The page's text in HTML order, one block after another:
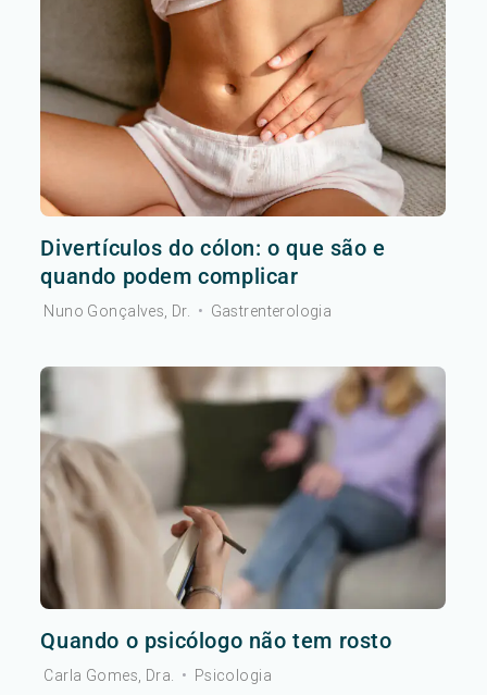
Divertículos do cólon: o que são e
quando podem complicar
Nuno Gonçalves, Dr. • Gastrenterologia
Quando o psicólogo não tem rosto
Carla Gomes, Dra. • Psicologia